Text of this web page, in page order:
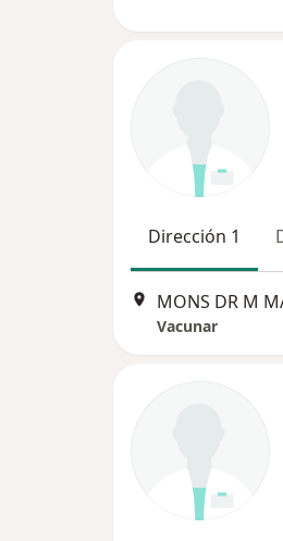
Dirección 1
MONS DR M
Vacunar